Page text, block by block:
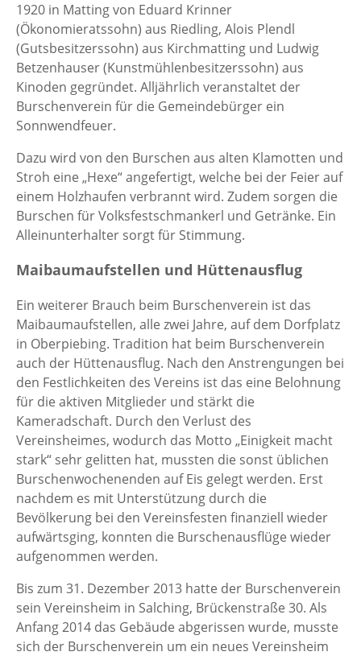
1920 in Matting von Eduard Krinner
(Ökonomieratssohn) aus Riedling, Alois Plendl
(Gutsbesitzerssohn) aus Kirchmatting und Ludwig
Betzenhauser (Kunstmühlenbesitzerssohn) aus
Kinoden gegründet. Alljährlich veranstaltet der
Burschenverein für die Gemeindebürger ein
Sonnwendfeuer.
Dazu wird von den Burschen aus alten Klamotten und
Stroh eine „Hexe“ angefertigt, welche bei der Feier auf
einem Holzhaufen verbrannt wird. Zudem sorgen die
Burschen für Volksfestschmankerl und Getränke. Ein
Alleinunterhalter sorgt für Stimmung.
Maibaumaufstellen und Hüttenausflug
Ein weiterer Brauch beim Burschenverein ist das
Maibaumaufstellen, alle zwei Jahre, auf dem Dorfplatz
in Oberpiebing. Tradition hat beim Burschenverein
auch der Hüttenausflug. Nach den Anstrengungen bei
den Festlichkeiten des Vereins ist das eine Belohnung
für die aktiven Mitglieder und stärkt die
Kameradschaft. Durch den Verlust des
Vereinsheimes, wodurch das Motto „Einigkeit macht
stark“ sehr gelitten hat, mussten die sonst üblichen
Burschenwochenenden auf Eis gelegt werden. Erst
nachdem es mit Unterstützung durch die
Bevölkerung bei den Vereinsfesten finanziell wieder
aufwärtsging, konnten die Burschenausflüge wieder
aufgenommen werden.
Bis zum 31. Dezember 2013 hatte der Burschenverein
sein Vereinsheim in Salching, Brückenstraße 30. Als
Anfang 2014 das Gebäude abgerissen wurde, musste
sich der Burschenverein um ein neues Vereinsheim